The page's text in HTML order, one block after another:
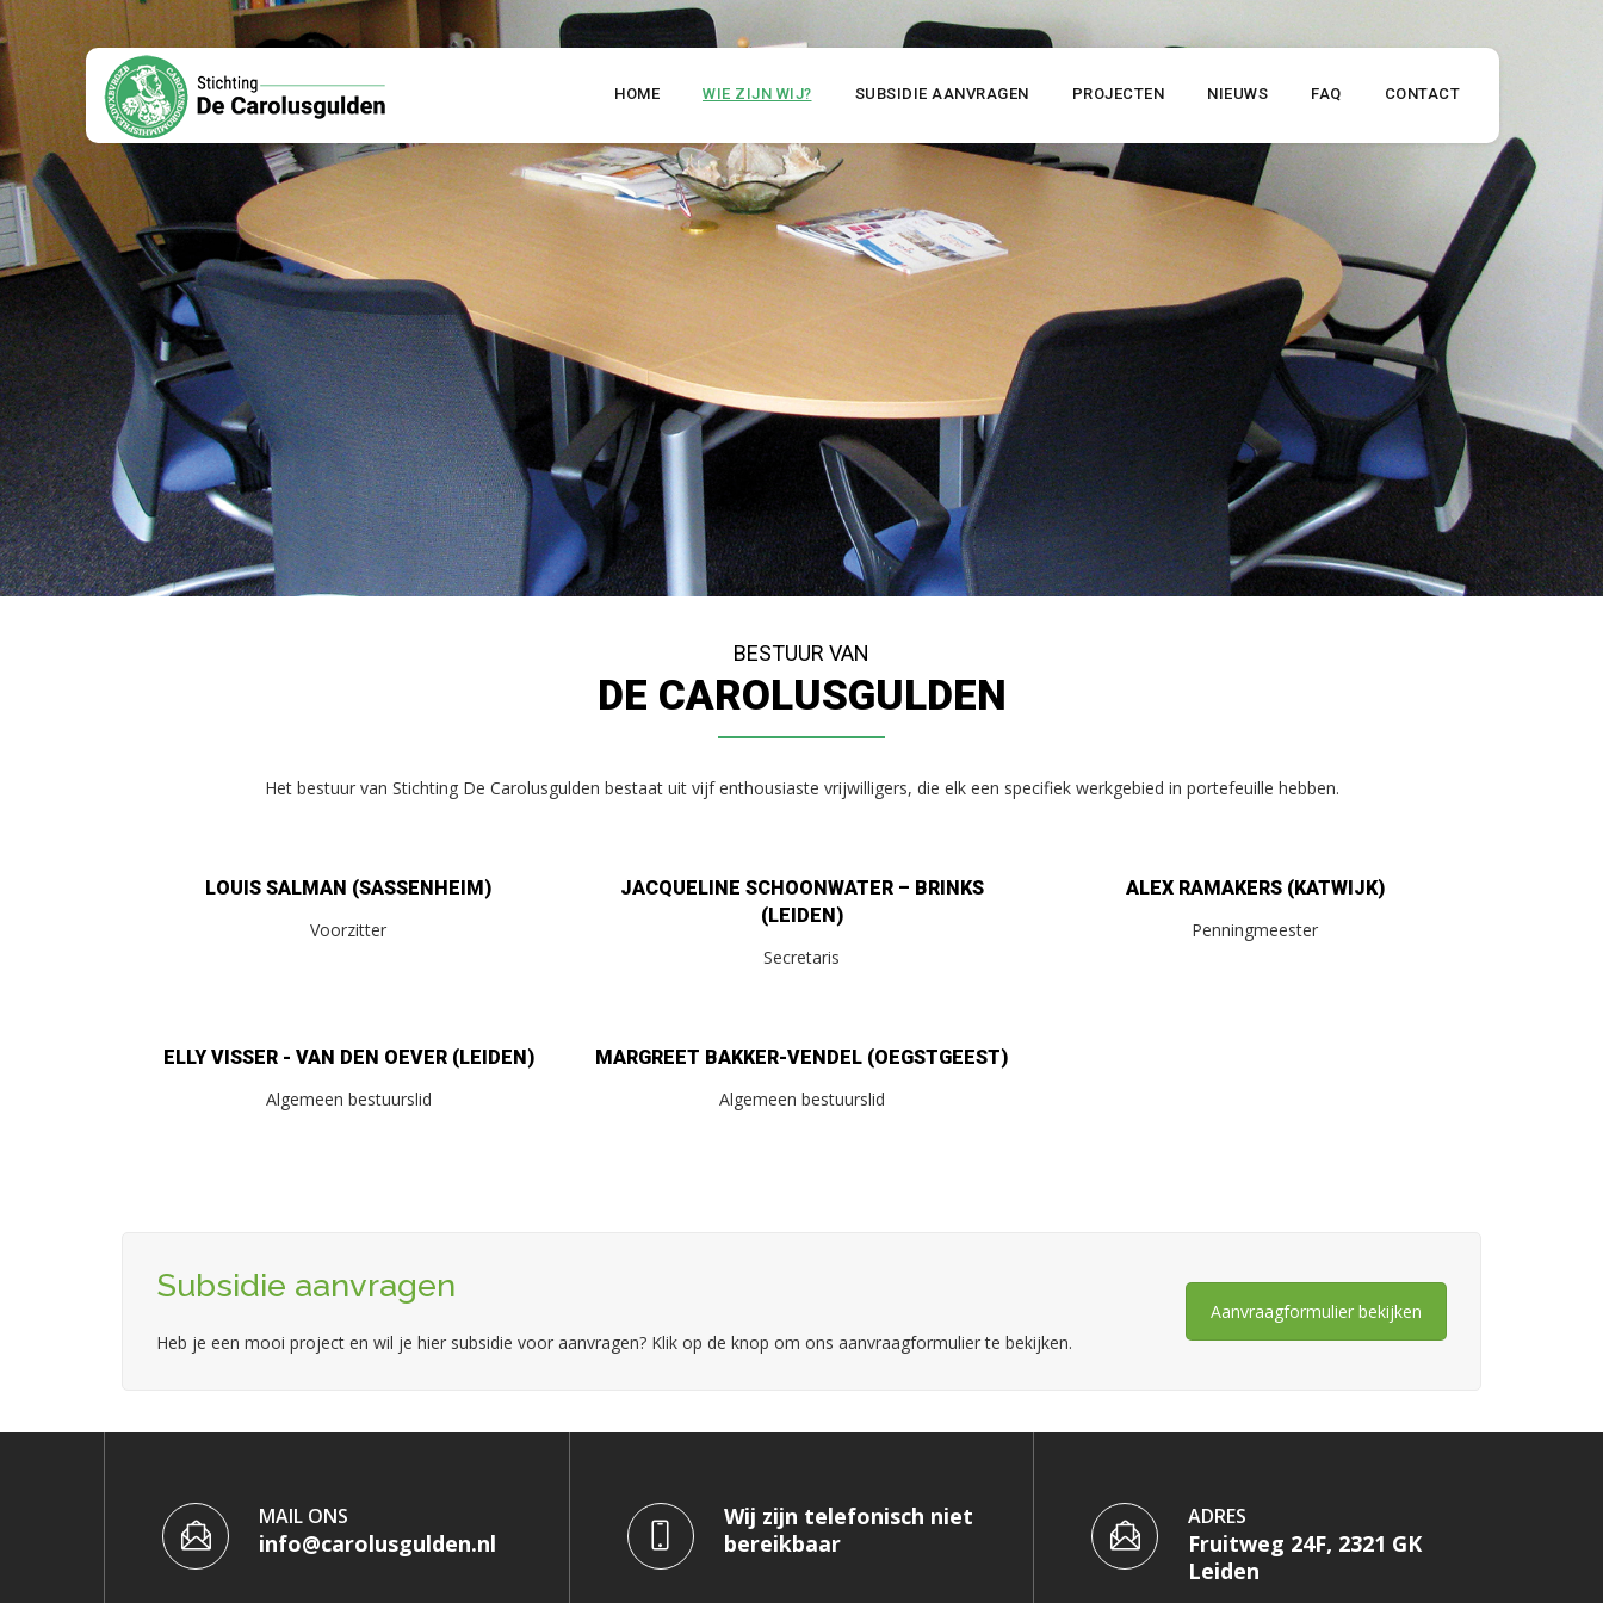
HOME WIE ZIJN WIJ? SUBSIDIE AANVRAGEN PROJECTEN NIEUWS FAQ CONTACT
BESTUUR VAN
DE CAROLUSGULDEN
Het bestuur van Stichting De Carolusgulden bestaat uit vijf enthousiaste vrijwilligers, die elk een specifiek werkgebied in portefeuille hebben.
LOUIS SALMAN (SASSENHEIM)
Voorzitter
JACQUELINE SCHOONWATER – BRINKS
(LEIDEN)
Secretaris
ALEX RAMAKERS (KATWIJK)
Penningmeester
ELLY VISSER - VAN DEN OEVER (LEIDEN)
Algemeen bestuurslid
MARGREET BAKKER-VENDEL (OEGSTGEEST)
Algemeen bestuurslid
Subsidie aanvragen
Heb je een mooi project en wil je hier subsidie voor aanvragen? Klik op de knop om ons aanvraagformulier te bekijken.
Aanvraagformulier bekijken
MAIL ONS
info@carolusgulden.nl
Wij zijn telefonisch niet
bereikbaar
ADRES
Fruitweg 24F, 2321 GK
Leiden